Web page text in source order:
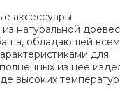
аксессуары
из натуральной
обладающей
для
из неё
высоких